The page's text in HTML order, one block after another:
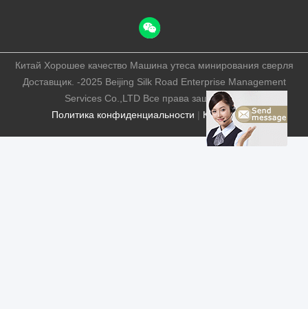
Политика конфиденциальности | Карта сайта
Китай Хорошее качество Машина утеса минирования сверля
Доставщик. -2025 Beijing Silk Road Enterprise Management
Services Co.,LTD Все права защищены.